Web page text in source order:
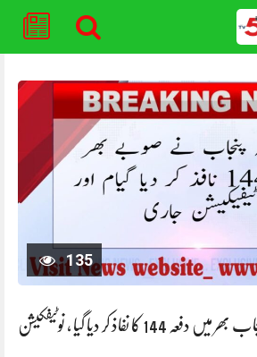
135
پنجاب محکمہ داخلہ نے پنجاب بھر میں دفعہ 144 کا نفاذ کر دیا گیا ، نوٹیفکیشن